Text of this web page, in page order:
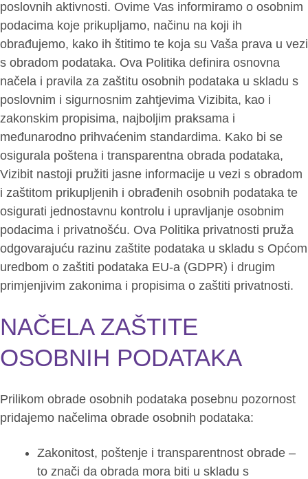
poslovnih aktivnosti. Ovime Vas informiramo o osobnim
podacima koje prikupljamo, načinu na koji ih
obrađujemo, kako ih štitimo te koja su Vaša prava u vezi
s obradom podataka. Ova Politika definira osnovna
načela i pravila za zaštitu osobnih podataka u skladu s
poslovnim i sigurnosnim zahtjevima Vizibita, kao i
zakonskim propisima, najboljim praksama i
međunarodno prihvaćenim standardima. Kako bi se
osigurala poštena i transparentna obrada podataka,
Vizibit nastoji pružiti jasne informacije u vezi s obradom
i zaštitom prikupljenih i obrađenih osobnih podataka te
osigurati jednostavnu kontrolu i upravljanje osobnim
podacima i privatnošću. Ova Politika privatnosti pruža
odgovarajuću razinu zaštite podataka u skladu s Općom
uredbom o zaštiti podataka EU-a (GDPR) i drugim
primjenjivim zakonima i propisima o zaštiti privatnosti.
NAČELA ZAŠTITE
OSOBNIH PODATAKA
Prilikom obrade osobnih podataka posebnu pozornost
pridajemo načelima obrade osobnih podataka:
Zakonitost, poštenje i transparentnost obrade –
to znači da obrada mora biti u skladu s